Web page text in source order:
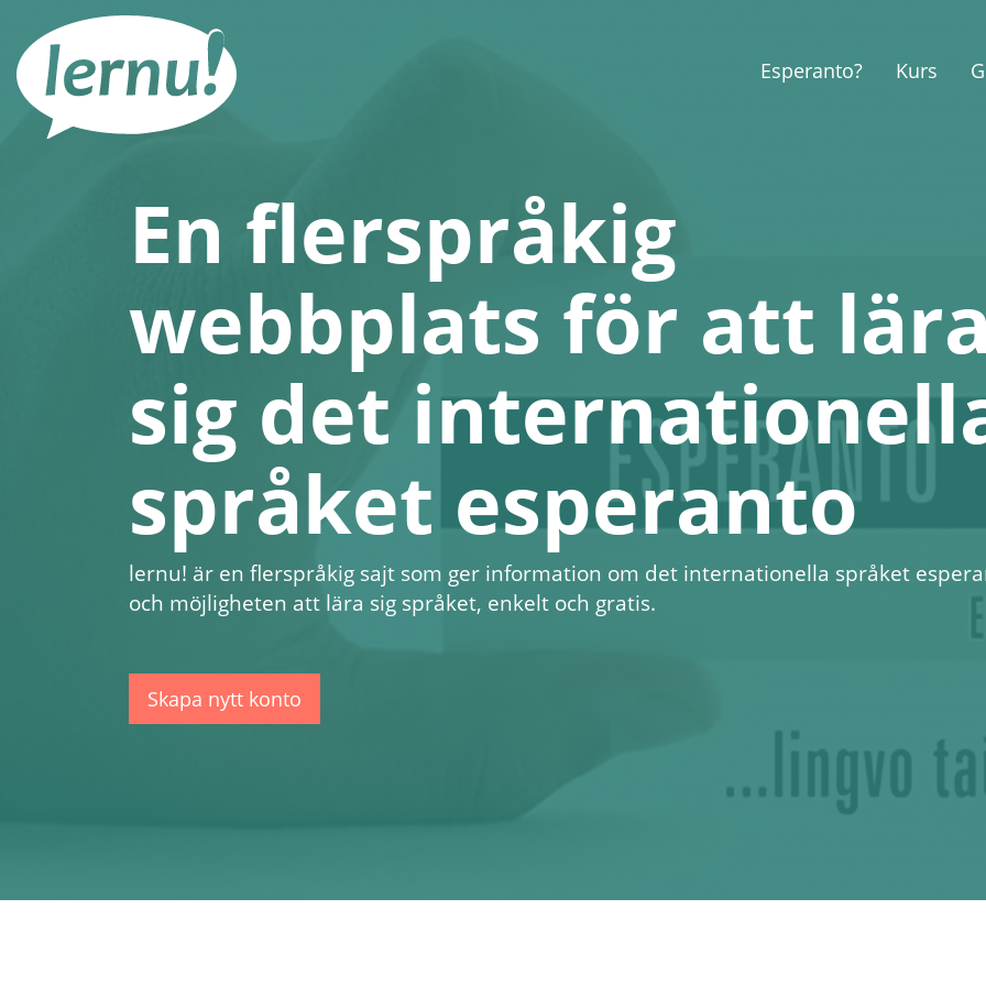
sidans
innehåll
Esperanto? Kurs
En flerspråkig
webbplats för att
sig det
språket esperanto
lernu! är en flerspråkig sajt som ger information om det internationella språket
och möjligheten att lära sig språket, enkelt och gratis.
Skapa nytt konto